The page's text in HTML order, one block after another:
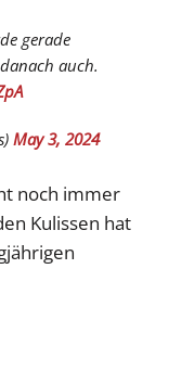
gerade
auch.
May 3, 2024
noch immer
Kulissen hat